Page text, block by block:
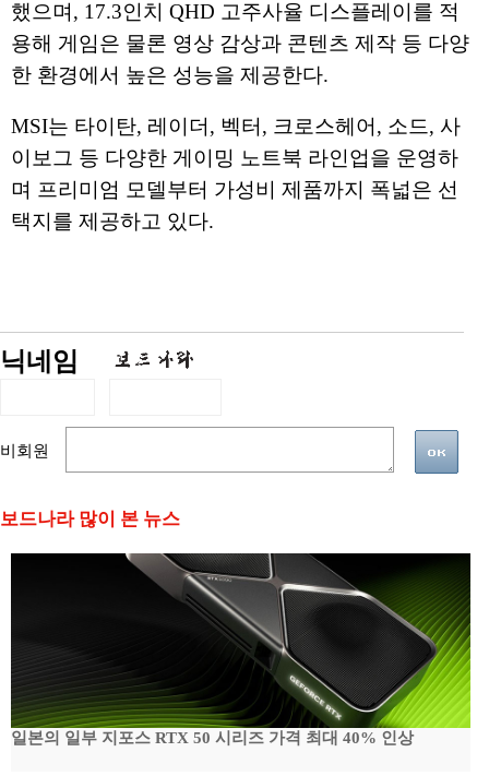
했으며, 17.3인치 QHD 고주사율 디스플레이를 적
용해 게임은 물론 영상 감상과 콘텐츠 제작 등 다양
한 환경에서 높은 성능을 제공한다.
MSI는 타이탄, 레이더, 벡터, 크로스헤어, 소드, 사
이보그 등 다양한 게이밍 노트북 라인업을 운영하
며 프리미엄 모델부터 가성비 제품까지 폭넓은 선
택지를 제공하고 있다.
닉네임
비회원
보드나라 많이 본 뉴스
일본의 일부 지포스 RTX 50 시리즈 가격 최대 40% 인상